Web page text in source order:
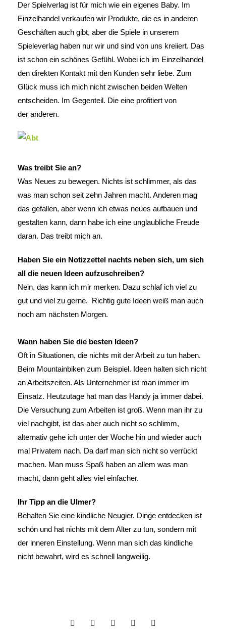
Der Spielverlag ist für mich wie ein eigenes Baby. Im
Einzelhandel verkaufen wir Produkte, die es in anderen
Geschäften auch gibt, aber die Spiele in unserem
Spieleverlag haben nur wir und sind von uns kreiiert. Das
ist schon ein schönes Gefühl. Wobei ich im Einzelhandel
den direkten Kontakt mit den Kunden sehr liebe. Zum
Glück muss ich mich nicht zwischen beiden Welten
entscheiden. Im Gegenteil. Die eine profitiert von
der anderen.
Was treibt Sie an?
Was Neues zu bewegen. Nichts ist schlimmer, als das
was man schon seit zehn Jahren macht. Anderen mag
das gefallen, aber wenn ich etwas neues aufbauen und
gestalten kann, dann habe ich eine unglaubliche Freude
daran. Das treibt mich an.
Haben Sie ein Notizzettel nachts neben sich, um sich
all die neuen Ideen aufzuschreiben?
Nein, das kann ich mir merken. Dazu schlaf ich viel zu
gut und viel zu gerne. Richtig gute Ideen weiß man auch
noch am nächsten Morgen.
Wann haben Sie die besten Ideen?
Oft in Situationen, die nichts mit der Arbeit zu tun haben.
Beim Mountainbiken zum Beispiel. Ideen halten sich nicht
an Arbeitszeiten. Als Unternehmer ist man immer im
Einsatz. Heutzutage hat man das Handy ja immer dabei.
Die Versuchung zum Arbeiten ist groß. Wenn man ihr zu
viel nachgibt, ist das aber auch nicht so schlimm,
alternativ gehe ich unter der Woche hin und wieder auch
mal Privatem nach. Da darf man sich nicht so verrückt
machen. Man muss Spaß haben an allem was man
macht, dann geht alles viel einfacher.
Ihr Tipp an die Ulmer?
Behalten Sie eine kindliche Neugier. Dinge entdecken ist
schön und hat nichts mit dem Alter zu tun, sondern mit
der inneren Einstellung. Wenn man sich das kindliche
nicht bewahrt, wird es schnell langweilig.